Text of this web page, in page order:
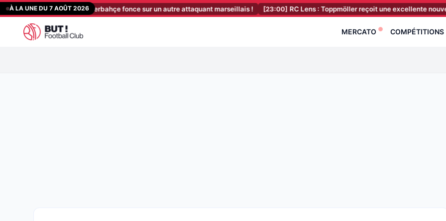
Aller
au
contenu
À LA UNE DU 7 AOÛT 2026
Greenwood, Fenerbahçe fonce sur un autre attaquant marseillais ! [23:00] RC Lens : Toppmöller reçoit une excellente nouvelle
MERCATO COMPÉTITIONS